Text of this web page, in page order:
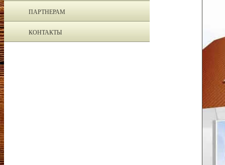
ПАРТНЕРАМ
КОНТАКТЫ